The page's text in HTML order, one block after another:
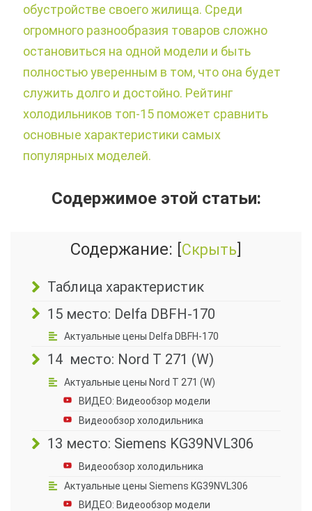
обустройстве своего жилища. Среди
огромного разнообразия товаров сложно
остановиться на одной модели и быть
полностью уверенным в том, что она будет
служить долго и достойно. Рейтинг
холодильников топ-15 поможет сравнить
основные характеристики самых
популярных моделей.
Содержимое этой статьи:
Содержание: Скрыть
Таблица характеристик
15 место: Delfa DBFH-170
Актуальные цены Delfa DBFH-170
14 место: Nord T 271 (W)
Актуальные цены Nord T 271 (W)
ВИДЕО: Видеообзор модели
Видеообзор холодильника
13 место: Siemens KG39NVL306
Видеообзор холодильника
Актуальные цены Siemens KG39NVL306
ВИДЕО: Видеообзор модели